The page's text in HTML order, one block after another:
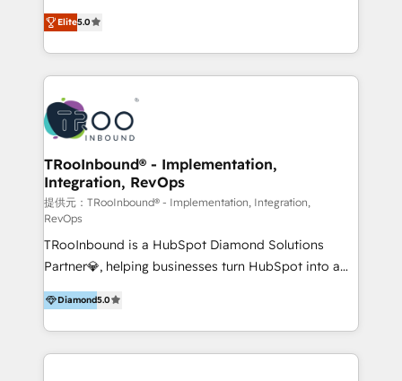
tomar decisiones basadas en datos. 🌎 Highlights:
5+ años como partner HubSpot 100+
LATAM 2025 🏆 Impulsamos crecimiento con CRM +
IA en múltiples industrias. 👉 ¿Listo para transformar
procesos comerciales de las empresas en
Latinoamérica, con un enfoque en Marketing, Ventas
y Servicio al Cliente. Somos un equipo de trabajo
multidisciplinario de alto rendimiento, con
conocimiento y experiencia enfocado en: 1.
Optimizar la eficiencia operativa de nuestros
clientes 2. Mejorar la experiencia del cliente 3.
Asegurar resultados medibles Nos especializamos
en bancos, seguros, e-commerce, Desarrolladores
Inmobiliarios y Empresas Distribuidoras de
Productos
Elite5.0
TRooInbound® - Implementation,
Integration, RevOps
提供元：TRooInbound® - Implementation, Integration,
RevOps
TRooInbound is a HubSpot Diamond Solutions
Partner💎, helping businesses turn HubSpot into a
scalable growth engine. We work with startups, mid-
market, and enterprise teams to maximize
HubSpot’s full potential through: 💎HubSpot Audits,
Management & Optimization 💎RevOps-powered
Diamond5.0